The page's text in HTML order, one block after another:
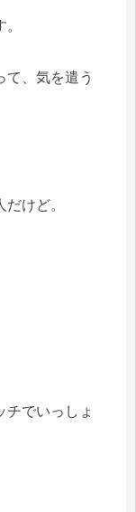
て、気を遣う
けど。
チでいっしょ